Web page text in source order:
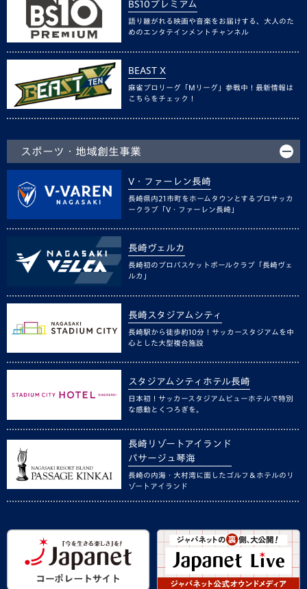
BS10プレミアム
語り継がれる映画や音楽をお届けする、大人のた
めのエンタテインメントチャンネル
BEAST X
麻雀プロリーグ「Mリーグ」参戦中！最新情報は
こちらをチェック！
スポーツ・地域創生事業
V・ファーレン長崎
長崎県内21市町をホームタウンとするプロサッカ
ークラブ「V・ファーレン長崎」
長崎ヴェルカ
長崎初のプロバスケットボールクラブ「長崎ヴェ
ルカ」
長崎スタジアムシティ
長崎駅から徒歩約10分！サッカースタジアムを中
心とした大型複合施設
スタジアムシティホテル長崎
日本初！サッカースタジアムビューホテルで特別
な感動とくつろぎを。
長崎リゾートアイランド
パサージュ琴海
長崎の内海・大村湾に面したゴルフ＆ホテルのリ
ゾートアイランド